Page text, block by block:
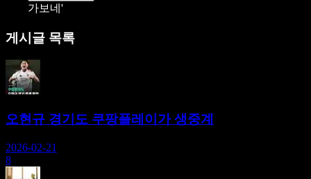
가보네'
게시글 목록
오현규 경기도 쿠팡플레이가 생중계
2026-02-21
8